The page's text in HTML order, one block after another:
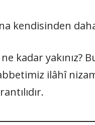
kendisinden daha
kadar
ilâhî